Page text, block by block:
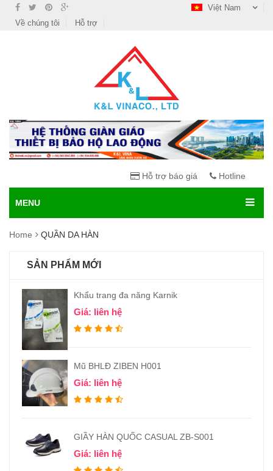
Việt Nam
Về chúng tôi
Hỗ trợ
Hỗ trợ báo giá Hotline
MENU
Home QUẦN DA HÀN
SẢN PHẨM MỚI
Khẩu trang đa năng Karnik
Giá: liên hệ
Mũ BHLĐ ZIBEN H001
Giá: liên hệ
GIẦY HÀN QUỐC CASUAL ZB-S001
Giá: liên hệ